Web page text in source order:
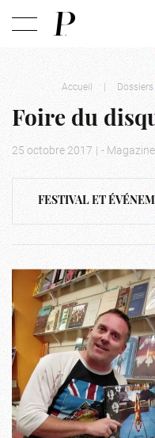
Accueil | Dossiers
Foire du
25 octobre 2017 | -
FESTIVAL ET